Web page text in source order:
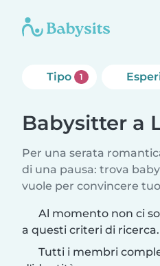
Tipo 1
Babysitter a
Per una serata
di una pausa: trova
vuole per convincere
Al momento non ci
a questi criteri di ricerca.
Tutti i membri